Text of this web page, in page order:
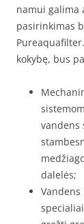
namui galima
pasirinkimas
kokybę, bus
vandens
dalelės;